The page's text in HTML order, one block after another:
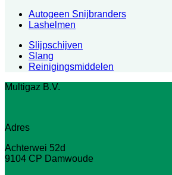
Autogeen Snijbranders
Lashelmen
Slijpschijven
Slang
Reinigingsmiddelen
Multigaz B.V.
Adres
Achterwei 52d
9104 CP Damwoude